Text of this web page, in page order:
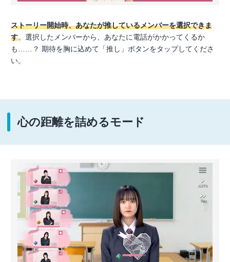
ストーリー開始時、あなたが推しているメンバーを選択できま
す。選択したメンバーから、あなたに電話がかかってくるか
も……？ 期待を胸に込めて「推し」ボタンをタップしてくださ
い。
心の距離を詰めるモード